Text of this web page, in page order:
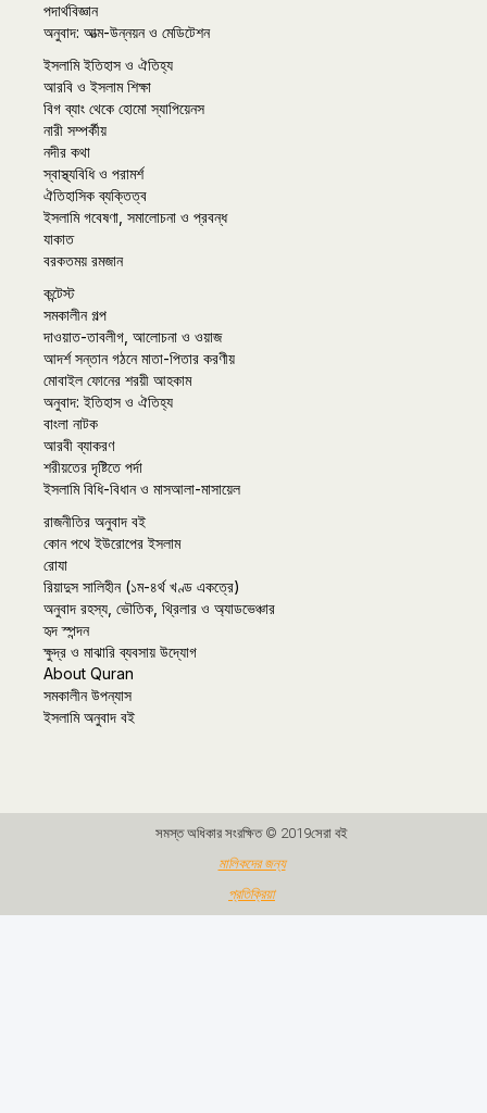
পদার্থবিজ্ঞান
অনুবাদ: আত্ম-উন্নয়ন ও মেডিটেশন
ইসলামি ইতিহাস ও ঐতিহ্য
আরবি ও ইসলাম শিক্ষা
বিগ ব্যাং থেকে হোমো স্যাপিয়েনস
নারী সম্পর্কীয়
নদীর কথা
স্বাস্থ্যবিধি ও পরামর্শ
ঐতিহাসিক ব্যক্তিত্ব
ইসলামি গবেষণা, সমালোচনা ও প্রবন্ধ
যাকাত
বরকতময় রমজান
কন্টেস্ট
সমকালীন গল্প
দাওয়াত-তাবলীগ, আলোচনা ও ওয়াজ
আদর্শ সন্তান গঠনে মাতা-পিতার করণীয়
মোবাইল ফোনের শরয়ী আহকাম
অনুবাদ: ইতিহাস ও ঐতিহ্য
বাংলা নাটক
আরবী ব্যাকরণ
শরীয়তের দৃষ্টিতে পর্দা
ইসলামি বিধি-বিধান ও মাসআলা-মাসায়েল
রাজনীতির অনুবাদ বই
কোন পথে ইউরোপের ইসলাম
রোযা
রিয়াদুস সালিহীন (১ম-৪র্থ খণ্ড একত্রে)
অনুবাদ রহস্য, ভৌতিক, থ্রিলার ও অ্যাডভেঞ্চার
হৃদ স্পন্দন
ক্ষুদ্র ও মাঝারি ব্যবসায় উদ্যোগ
About Quran
সমকালীন উপন্যাস
ইসলামি অনুবাদ বই
সমস্ত অধিকার সংরক্ষিত © 2019সেরা বই
মালিকদের জন্য
প্রতিক্রিয়া